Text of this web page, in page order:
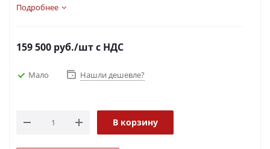
Подробнее
159 500 руб./штс НДС
Мало Нашли дешевле?
В корзину